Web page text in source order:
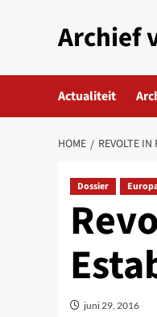
Archief
Actualiteit
HOME REVOLTE
Dossier
juni 29, 2016